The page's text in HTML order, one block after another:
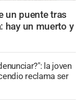
un puente tras
hay un muerto y
la joven
reclama ser